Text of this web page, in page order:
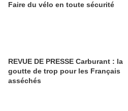
Faire du vélo en toute sécurité
REVUE DE PRESSE Carburant : la
goutte de trop pour les Français
asséchés